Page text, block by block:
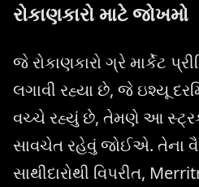
રોકાણકારો માટે જોખમો
જે રોકાણકારો ગ્રે માર્કેટ
લગાવી રહ્યા છે, જે ઇશ્યૂ
વચ્ચે રહ્યું છે, તેમણે આ
સાવચેત રહેવું જોઈએ. તેના
સાથીદારોથી વિપરીત,